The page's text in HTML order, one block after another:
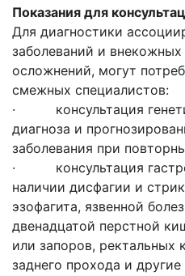
Показания для
Для диагностики
заболеваний и
осложнений, могут
смежных специалистов:
· консультация
диагноза и
заболевания при
· консультация
наличии дисфагии и
эзофагита, язвенной
двенадцатой перстной
или запоров, ректальных
заднего прохода и